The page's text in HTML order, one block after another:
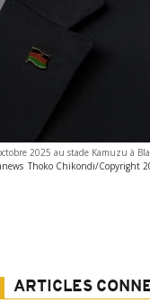
2025 au stade Kamuzu à
Thoko Chikondi/Copyright
ARTICLES